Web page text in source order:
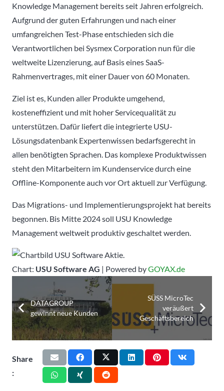
Knowledge Management bereits seit Jahren erfolgreich.
Aufgrund der guten Erfahrungen und nach einer
umfangreichen Test-Phase entschieden sich die
Verantwortlichen bei Sysmex Corporation nun für die
weltweite Lizenzierung, auf Basis eines SaaS-
Rahmenvertrages, mit einer Dauer von 60 Monaten.
Ziel ist es, Kunden aller Produkte umgehend,
kosteneffizient und mit hoher Servicequalität zu
unterstützen. Dafür liefert die integrierte USU-
Lösungsdatenbank Expertenwissen bedarfsgerecht in
allen benötigten Sprachen. Das komplexe Produktwissen
steht den Mitarbeitern im Kundenservice durch eine
Offline-Komponente auch vor Ort aktuell zur Verfügung.
Das Migrations- und Implementierungsprojekt hat bereits
begonnen. Bis Mitte 2024 soll USU Knowledge
Management weltweit produktiv geschaltet werden.
Chart: USU Software AG | Powered byGOYAX.de
DATAGROUP
gewinnt neue Kunden
SÜSS MicroTec
veräußert
Geschäftsbereich
Share
: